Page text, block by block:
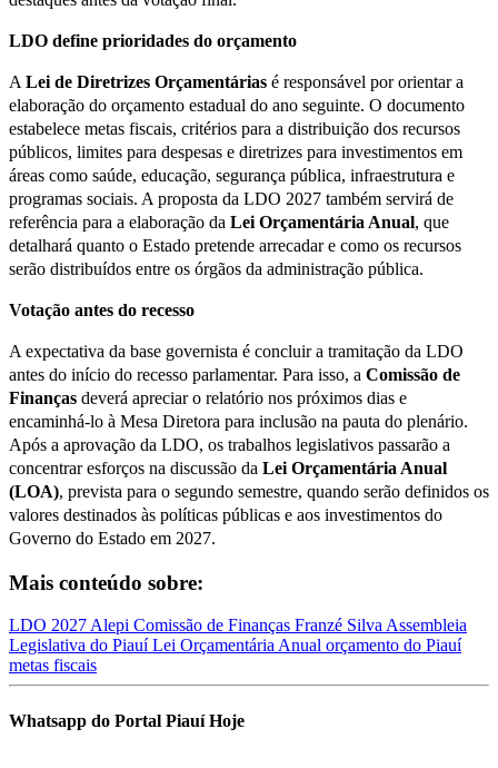
LDO define prioridades do orçamento
A Lei de Diretrizes Orçamentárias é responsável por orientar a
elaboração do orçamento estadual do ano seguinte. O documento
estabelece metas fiscais, critérios para a distribuição dos recursos
públicos, limites para despesas e diretrizes para investimentos em
áreas como saúde, educação, segurança pública, infraestrutura e
programas sociais. A proposta da LDO 2027 também servirá de
referência para a elaboração da Lei Orçamentária Anual, que
detalhará quanto o Estado pretende arrecadar e como os recursos
serão distribuídos entre os órgãos da administração pública.
Votação antes do recesso
A expectativa da base governista é concluir a tramitação da LDO
antes do início do recesso parlamentar. Para isso, a Comissão de
Finanças deverá apreciar o relatório nos próximos dias e
encaminhá-lo à Mesa Diretora para inclusão na pauta do plenário.
Após a aprovação da LDO, os trabalhos legislativos passarão a
concentrar esforços na discussão da Lei Orçamentária Anual
(LOA), prevista para o segundo semestre, quando serão definidos os
valores destinados às políticas públicas e aos investimentos do
Governo do Estado em 2027.
Mais conteúdo sobre:
LDO 2027 Alepi Comissão de Finanças Franzé Silva Assembleia
Legislativa do PiauíLei Orçamentária Anual orçamento do Piauí
metas fiscais
Whatsapp do Portal Piauí Hoje